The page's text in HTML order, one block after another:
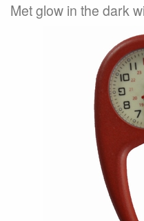
Met glow in the dark